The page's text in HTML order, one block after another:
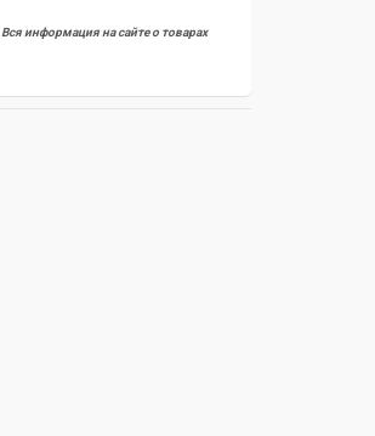
Вся информация на сайте о товарах